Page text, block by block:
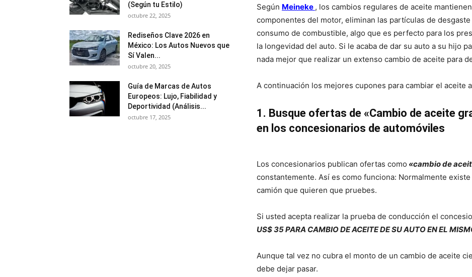
Según Meineke , los cambios regulares de aceite
componentes del motor, eliminan las partículas de
consumo de combustible, algo que es perfecto para los
la longevidad del auto. Si le acaba de dar su auto a su hijo
nada mejor que realizar un extenso cambio de aceite para
A continuación los mejores cupones para cambiar el aceite
1. Busque ofertas de «Cambio de aceite
en los concesionarios de automóviles
Los concesionarios publican ofertas como «cambio de
constantemente. Así es como funciona: Normalmente
camión que quieren que pruebes.
Si usted acepta realizar la prueba de conducción el
US$ 35 PARA CAMBIO DE ACEITE DE SU AUTO EN EL
Aunque tal vez no cubra el monto de un cambio de aceite
debe dejar pasar.
(Según tu Estilo)
octubre 22, 2025
Rediseños Clave 2026 en
México: Los Autos Nuevos que
Sí Valen...
octubre 20, 2025
Guía de Marcas de Autos
Europeos: Lujo, Fiabilidad y
Deportividad (Análisis...
octubre 17, 2025